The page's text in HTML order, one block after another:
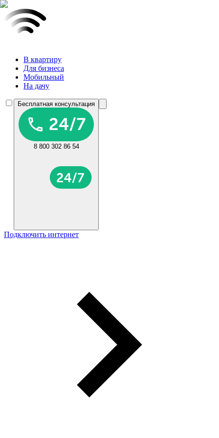
В квартиру
Для бизнеса
Мобильный
На дачу
Бесплатная консультация
8 800 302 86 54
Подключить интернет